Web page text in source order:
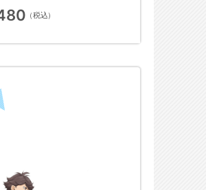
（税込）